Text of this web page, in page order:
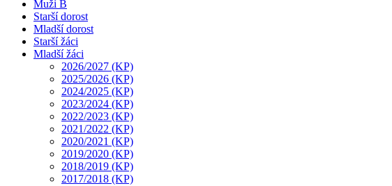
Muži B
Starší dorost
Mladší dorost
Starší žáci
Mladší žáci
2026/2027 (KP)
2025/2026 (KP)
2024/2025 (KP)
2023/2024 (KP)
2022/2023 (KP)
2021/2022 (KP)
2020/2021 (KP)
2019/2020 (KP)
2018/2019 (KP)
2017/2018 (KP)